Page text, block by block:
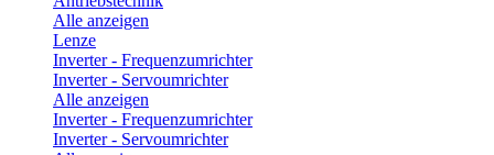
Alle anzeigen
Lenze
Inverter - Frequenzumrichter
Inverter - Servoumrichter
Alle anzeigen
Inverter - Frequenzumrichter
Inverter - Servoumrichter